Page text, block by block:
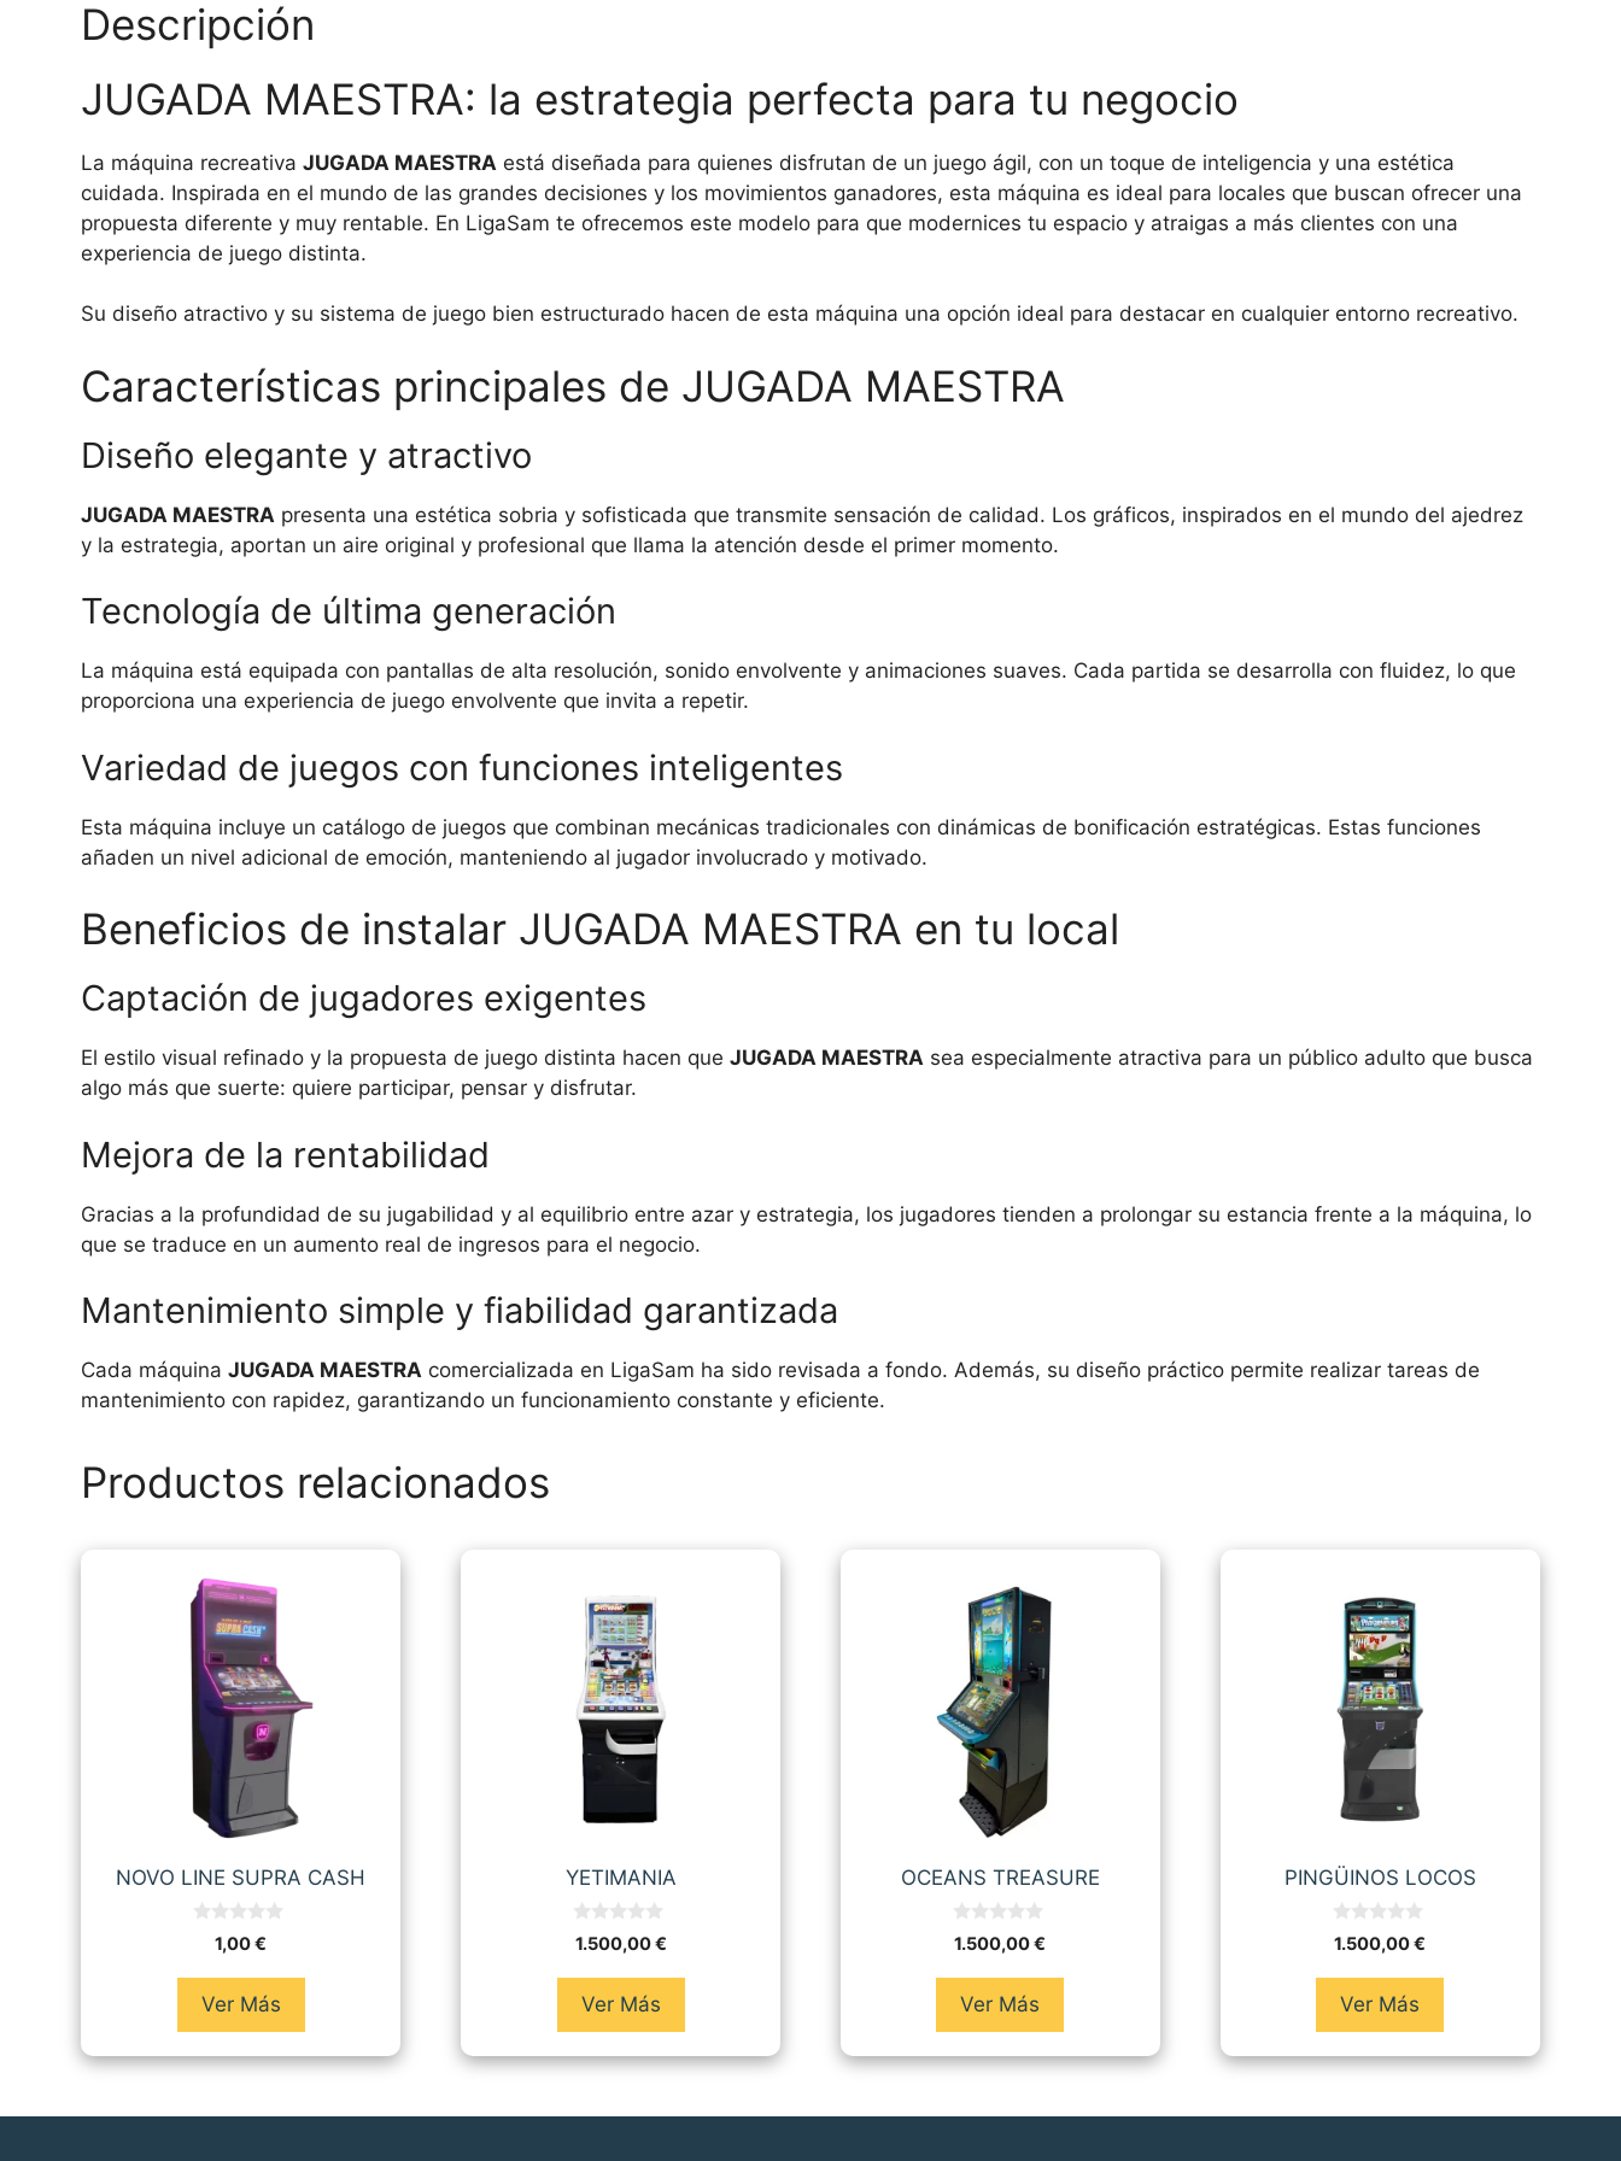
Descripción
JUGADA MAESTRA: la estrategia perfecta para tu negocio
La máquina recreativaJUGADA MAESTRA está diseñada para quienes disfrutan de un juego ágil, con un toque de inteligencia y una estética
cuidada. Inspirada en el mundo de las grandes decisiones y los movimientos ganadores, esta máquina es ideal para locales que buscan ofrecer una
propuesta diferente y muy rentable. En LigaSam te ofrecemos este modelo para que modernices tu espacio y atraigas a más clientes con una
experiencia de juego distinta.
Su diseño atractivo y su sistema de juego bien estructurado hacen de esta máquina una opción ideal para destacar en cualquier entorno recreativo.
Características principales de JUGADA MAESTRA
Diseño elegante y atractivo
JUGADA MAESTRA presenta una estética sobria y sofisticada que transmite sensación de calidad. Los gráficos, inspirados en el mundo del ajedrez
y la estrategia, aportan un aire original y profesional que llama la atención desde el primer momento.
Tecnología de última generación
La máquina está equipada con pantallas de alta resolución, sonido envolvente y animaciones suaves. Cada partida se desarrolla con fluidez, lo que
proporciona una experiencia de juego envolvente que invita a repetir.
Variedad de juegos con funciones inteligentes
Esta máquina incluye un catálogo de juegos que combinan mecánicas tradicionales con dinámicas de bonificación estratégicas. Estas funciones
añaden un nivel adicional de emoción, manteniendo al jugador involucrado y motivado.
Beneficios de instalar JUGADA MAESTRA en tu local
Captación de jugadores exigentes
El estilo visual refinado y la propuesta de juego distinta hacen queJUGADA MAESTRA sea especialmente atractiva para un público adulto que busca
algo más que suerte: quiere participar, pensar y disfrutar.
Mejora de la rentabilidad
Gracias a la profundidad de su jugabilidad y al equilibrio entre azar y estrategia, los jugadores tienden a prolongar su estancia frente a la máquina, lo
que se traduce en un aumento real de ingresos para el negocio.
Mantenimiento simple y fiabilidad garantizada
Cada máquinaJUGADA MAESTRA comercializada en LigaSam ha sido revisada a fondo. Además, su diseño práctico permite realizar tareas de
mantenimiento con rapidez, garantizando un funcionamiento constante y eficiente.
Productos relacionados
NOVO LINE SUPRA CASH
1,00€
Ver Más
YETIMANIA
0
d
1.500,00€
Ver Más
OCEANS TREASURE
0
d
1.500,00€
Ver Más
PINGÜINOS LOCOS
0
d
1.500,00€
Ver Más